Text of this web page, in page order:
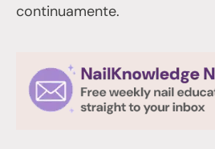
continuamente.